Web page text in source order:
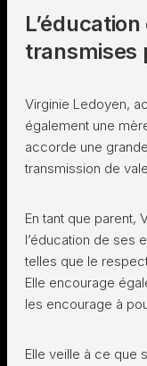
transmises
Virginie Ledoyen,
également une
accorde une
transmission de
En tant que parent,
l’éducation de ses
telles que le
Elle encourage
les encourage à
Elle veille à ce que